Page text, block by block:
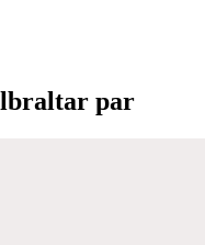
par